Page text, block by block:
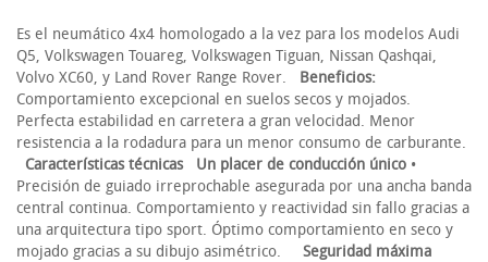
Es el neumático 4x4 homologado a la vez para los modelos Audi
Q5, Volkswagen Touareg, Volkswagen Tiguan, Nissan Qashqai,
Volvo XC60, y Land Rover Range Rover. Beneficios:
Comportamiento excepcional en suelos secos y mojados.
Perfecta estabilidad en carretera a gran velocidad. Menor
resistencia a la rodadura para un menor consumo de carburante.
Características técnicas
Un placer de conducción único •
Precisión de guiado irreprochable asegurada por una ancha banda
central continua. Comportamiento y reactividad sin fallo gracias a
una arquitectura tipo sport. Óptimo comportamiento en seco y
mojado gracias a su dibujo asimétrico. Seguridad máxima